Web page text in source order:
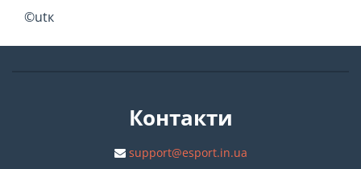
©utк
Контакти
support@esport.in.ua